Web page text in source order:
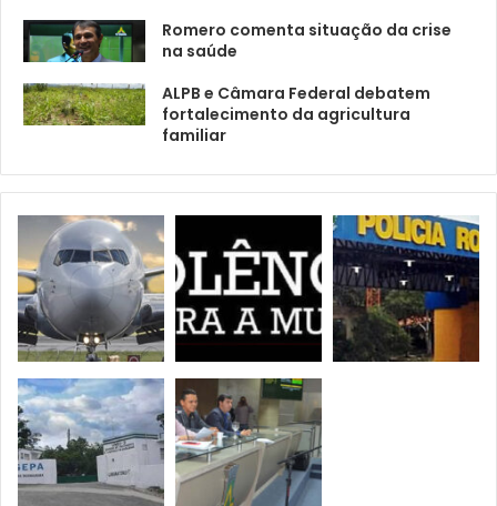
Romero comenta situação da crise
na saúde
ALPB e Câmara Federal debatem
fortalecimento da agricultura
familiar